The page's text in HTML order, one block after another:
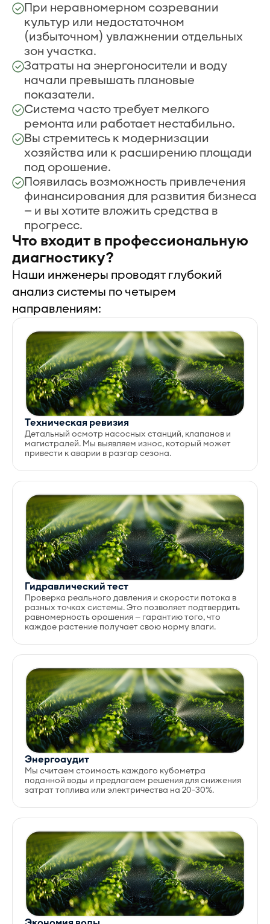
При неравномерном созревании
культур или недостаточном
(избыточном) увлажнении отдельных
зон участка.
Затраты на энергоносители и воду
начали превышать плановые
показатели.
Система часто требует мелкого
ремонта или работает нестабильно.
Вы стремитесь к модернизации
хозяйства или к расширению площади
под орошение.
Появилась возможность привлечения
финансирования для развития бизнеса
— и вы хотите вложить средства в
прогресс.
Что входит в профессиональную
диагностику?
Наши инженеры проводят глубокий
анализ системы по четырем
направлениям:
Техническая ревизия
Детальный осмотр насосных станций, клапанов и
магистралей. Мы выявляем износ, который может
привести к аварии в разгар сезона.
Гидравлический тест
Проверка реального давления и скорости потока в
разных точках системы. Это позволяет подтвердить
равномерность орошения — гарантию того, что
каждое растение получает свою норму влаги.
Энергоаудит
Мы считаем стоимость каждого кубометра
поданной воды и предлагаем решения для снижения
затрат топлива или электричества на 20-30%.